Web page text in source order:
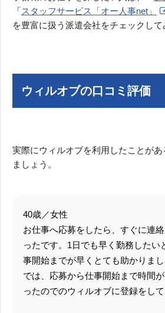
「スタッフサービス「オー人事net」
を豊富に扱う派遣会社をチェックして
ウィルオブの口コミ評価
実際にウィルオブを利用したことが
ましょう。
40歳／女性
お仕事へ応募をしたら、すぐに連
ったです。1日でも早く勤務したい
事開始までが早くとても助かりま
では、応募から仕事開始まで時間
ったのでのウィルオブに登録をして